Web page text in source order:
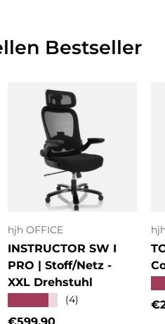
Bestseller
hjh OFFICE
INSTRUCTOR SW I
PRO | Stoff/Netz -
XXL Drehstuhl
(4)
Normaler Preis